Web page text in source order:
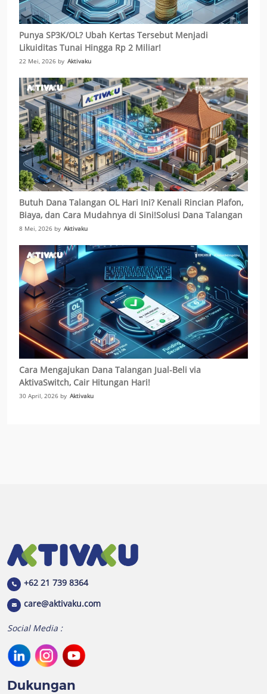
Punya SP3K/OL? Ubah Kertas Tersebut Menjadi
Likuiditas Tunai Hingga Rp 2 Miliar!
22 Mei, 2026 by Aktivaku
Butuh Dana Talangan OL Hari Ini? Kenali Rincian Plafon,
Biaya, dan Cara Mudahnya di Sini!Solusi Dana Talangan
Biaya-biaya KPR Cepat Cair Tanpa Repot Jual Aset
8 Mei, 2026 by Aktivaku
Cara Mengajukan Dana Talangan Jual-Beli via
AktivaSwitch, Cair Hitungan Hari!
30 April, 2026 by Aktivaku
+62 21 739 8364
care@aktivaku.com
Social Media :
Dukungan